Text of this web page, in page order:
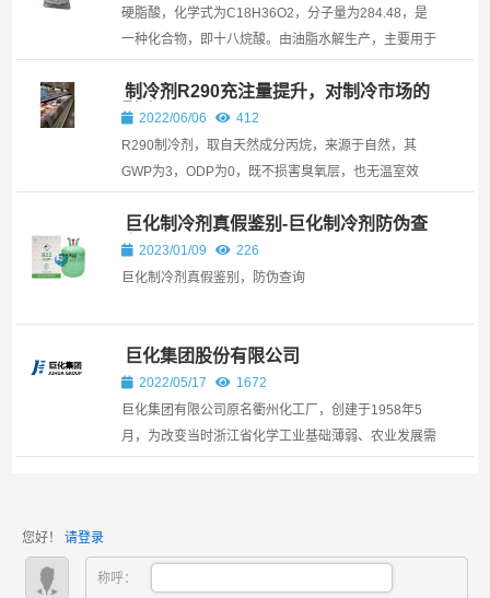
硬脂酸，化学式为C18H36O2，分子量为284.48，是
一种化合物，即十八烷酸。由油脂水解生产，主要用于
制冷剂R290充注量提升，对制冷市场的
影响？
2022/06/06
412
R290制冷剂，取自天然成分丙烷，来源于自然，其
GWP为3，ODP为0，既不损害臭氧层，也无温室效
巨化制冷剂真假鉴别-巨化制冷剂防伪查
询2023/01/09
226
巨化制冷剂真假鉴别，防伪查询
巨化集团股份有限公司
2022/05/17
1672
巨化集团有限公司原名衢州化工厂，创建于1958年5
月，为改变当时浙江省化学工业基础薄弱、农业发展需
您好！
请登录
称呼：